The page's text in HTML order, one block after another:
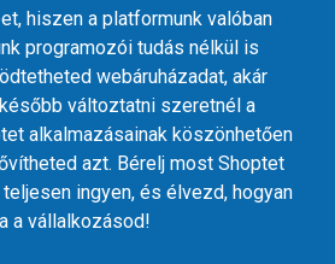
hiszen a platformunk valóban
programozói tudás nélkül is
webáruházadat, akár
változtatni szeretnél a
alkalmazásainak köszönhetően
azt. Bérelj most Shoptet
ingyen, és élvezd, hogyan
a vállalkozásod!